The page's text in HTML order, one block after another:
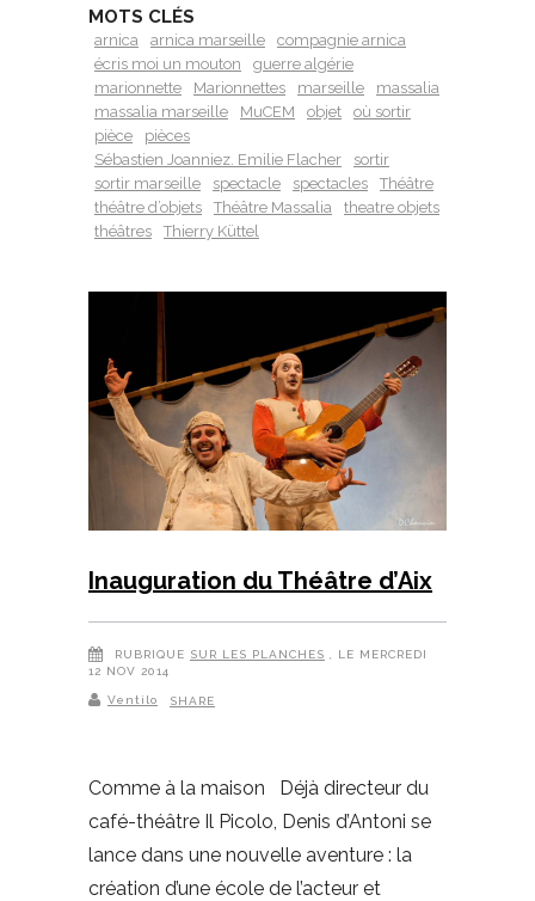
MOTS CLÉS
arnica arnica marseille
compagnie arnica
écris moi un mouton
guerre algérie
marionnette
Marionnettes marseille
massalia
massalia marseille
MuCEM objet
où sortir
pièce
pièces
Sébastien Joanniez. Emilie Flacher
sortir
sortir marseille
spectacle spectacles
Théâtre
théâtre d’objets
Théâtre Massalia
theatre objets
théâtres
Thierry Küttel
Inauguration du Théâtre d’Aix
RUBRIQUE SUR LES PLANCHES , LE MERCREDI
12 NOV 2014
Ventilo SHARE
Comme à la maison Déjà directeur du
café-théâtre Il Picolo, Denis d’Antoni se
lance dans une nouvelle aventure : la
création d’une école de l’acteur et